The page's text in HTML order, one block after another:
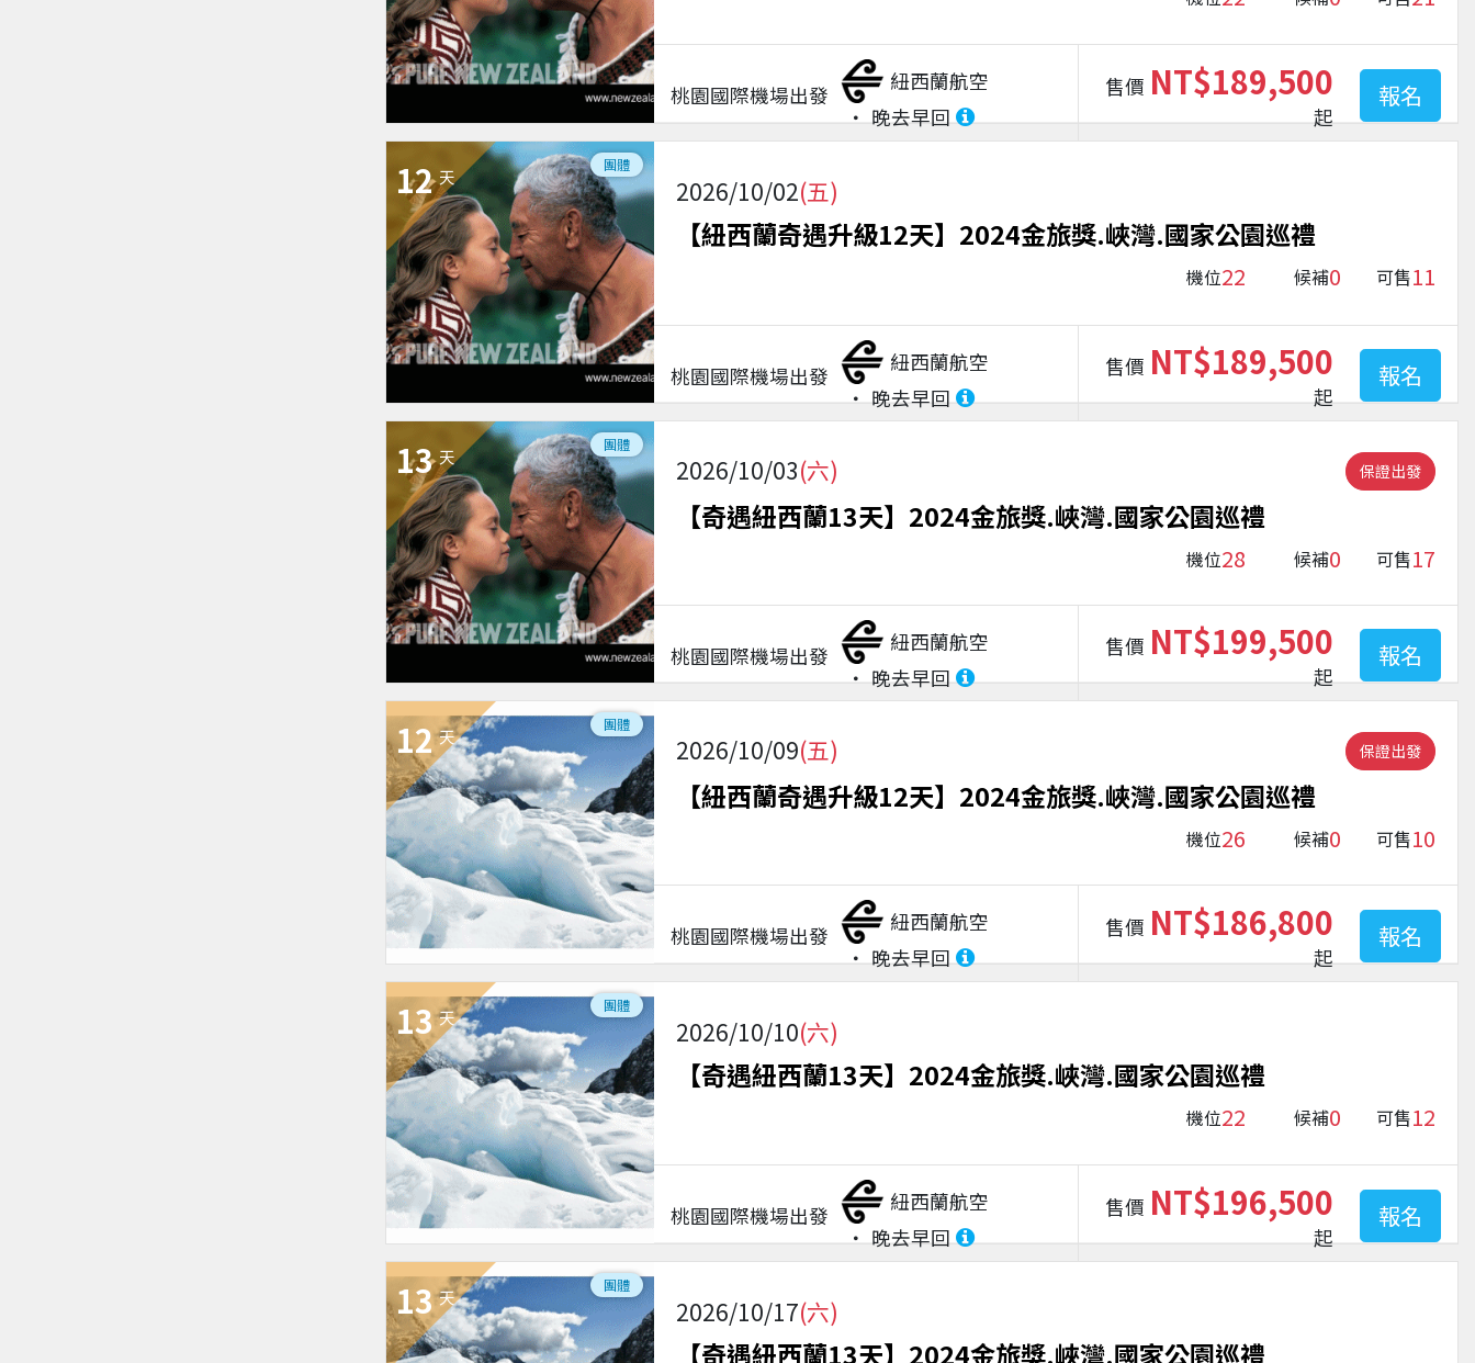
桃園國際機場出發
紐西蘭航空
晚去早回
售價 NT$189,500
起
報名
12 天
團體
2026/10/02(五)
【紐西蘭奇遇升級12天】2024金旅獎.峽灣.國家公園巡禮
機位22 候補0 可售11
桃園國際機場出發
紐西蘭航空
晚去早回
售價 NT$189,500
起
報名
13 天
團體
2026/10/03(六) 保證出發
【奇遇紐西蘭13天】2024金旅獎.峽灣.國家公園巡禮
機位28 候補0 可售17
桃園國際機場出發
紐西蘭航空
晚去早回
售價 NT$199,500
起
報名
12 天
團體
2026/10/09(五) 保證出發
【紐西蘭奇遇升級12天】2024金旅獎.峽灣.國家公園巡禮
機位26 候補0 可售10
桃園國際機場出發
紐西蘭航空
晚去早回
售價 NT$186,800
起
報名
13 天
團體
2026/10/10(六)
【奇遇紐西蘭13天】2024金旅獎.峽灣.國家公園巡禮
機位22 候補0 可售12
桃園國際機場出發
紐西蘭航空
晚去早回
售價 NT$196,500
起
報名
13 天
團體
2026/10/17(六)
【奇遇紐西蘭13天】2024金旅獎.峽灣.國家公園巡禮